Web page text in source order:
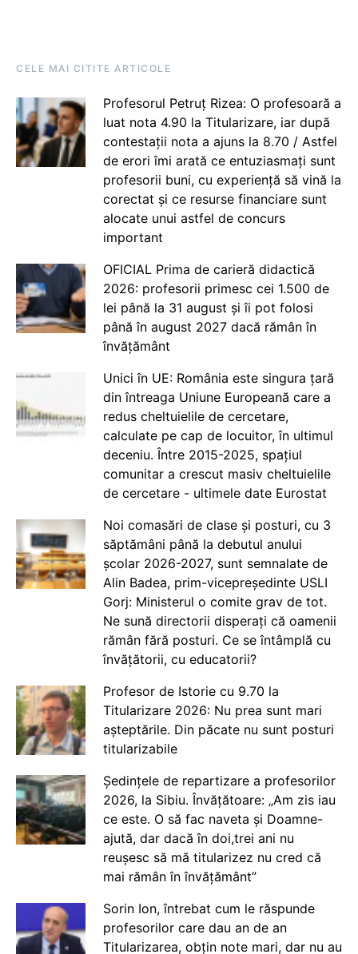
CELE MAI CITITE ARTICOLE
Profesorul Petruț Rizea: O profesoară a
luat nota 4.90 la Titularizare, iar după
contestații nota a ajuns la 8.70 / Astfel
de erori îmi arată ce entuziasmați sunt
profesorii buni, cu experiență să vină la
corectat și ce resurse financiare sunt
alocate unui astfel de concurs
important
OFICIAL Prima de carieră didactică
2026: profesorii primesc cei 1.500 de
lei până la 31 august și îi pot folosi
până în august 2027 dacă rămân în
învățământ
Unici în UE: România este singura țară
din întreaga Uniune Europeană care a
redus cheltuielile de cercetare,
calculate pe cap de locuitor, în ultimul
deceniu. Între 2015-2025, spațiul
comunitar a crescut masiv cheltuielile
de cercetare - ultimele date Eurostat
Noi comasări de clase și posturi, cu 3
săptămâni până la debutul anului
școlar 2026-2027, sunt semnalate de
Alin Badea, prim-vicepreședinte USLI
Gorj: Ministerul o comite grav de tot.
Ne sună directorii disperați că oamenii
rămân fără posturi. Ce se întâmplă cu
învățătorii, cu educatorii?
Profesor de Istorie cu 9.70 la
Titularizare 2026: Nu prea sunt mari
așteptările. Din păcate nu sunt posturi
titularizabile
Ședințele de repartizare a profesorilor
2026, la Sibiu. Învățătoare: „Am zis iau
ce este. O să fac naveta și Doamne-
ajută, dar dacă în doi,trei ani nu
reușesc să mă titularizez nu cred că
mai rămân în învățământ”
Sorin Ion, întrebat cum le răspunde
profesorilor care dau an de an
Titularizarea, obțin note mari, dar nu au